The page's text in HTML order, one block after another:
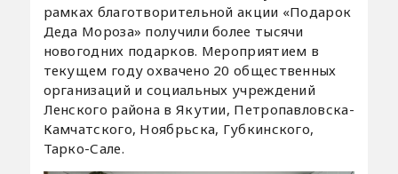
рамках благотворительной акции «Подарок
Деда Мороза» получили более тысячи
новогодних подарков. Мероприятием в
текущем году охвачено 20 общественных
организаций и социальных учреждений
Ленского района в Якутии, Петропавловска-
Камчатского, Ноябрьска, Губкинского,
Тарко-Сале.